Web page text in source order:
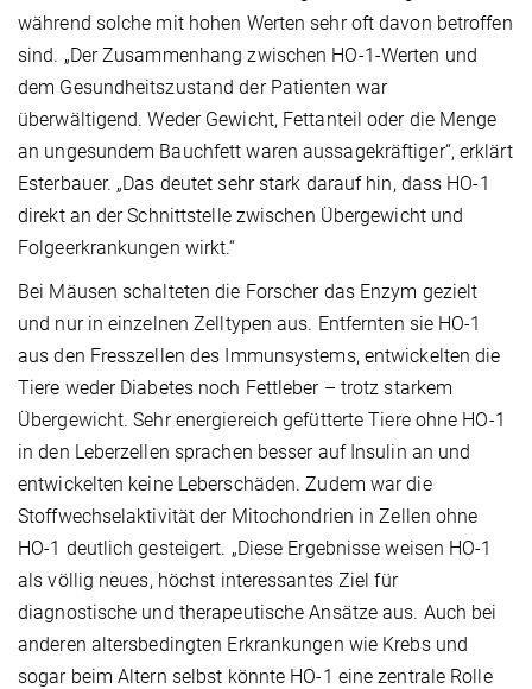
während solche mit hohen Werten sehr oft davon betroffen
sind. „Der Zusammenhang zwischen HO-1-Werten und
dem Gesundheitszustand der Patienten war
überwältigend. Weder Gewicht, Fettanteil oder die Menge
an ungesundem Bauchfett waren aussagekräftiger“, erklärt
Esterbauer. „Das deutet sehr stark darauf hin, dass HO-1
direkt an der Schnittstelle zwischen Übergewicht und
Folgeerkrankungen wirkt.“
Bei Mäusen schalteten die Forscher das Enzym gezielt
und nur in einzelnen Zelltypen aus. Entfernten sie HO-1
aus den Fresszellen des Immunsystems, entwickelten die
Tiere weder Diabetes noch Fettleber – trotz starkem
Übergewicht. Sehr energiereich gefütterte Tiere ohne HO-1
in den Leberzellen sprachen besser auf Insulin an und
entwickelten keine Leberschäden. Zudem war die
Stoffwechselaktivität der Mitochondrien in Zellen ohne
HO-1 deutlich gesteigert. „Diese Ergebnisse weisen HO-1
als völlig neues, höchst interessantes Ziel für
diagnostische und therapeutische Ansätze aus. Auch bei
anderen altersbedingten Erkrankungen wie Krebs und
sogar beim Altern selbst könnte HO-1 eine zentrale Rolle